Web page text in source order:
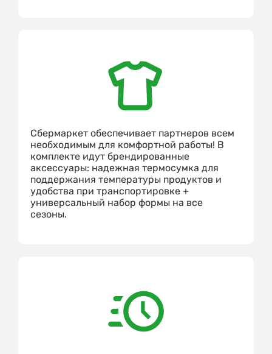
Сбермаркет обеспечивает партнеров всем
необходимым для комфортной работы! В
комплекте идут брендированные
аксессуары: надежная термосумка для
поддержания температуры продуктов и
удобства при транспортировке +
универсальный набор формы на все
сезоны.